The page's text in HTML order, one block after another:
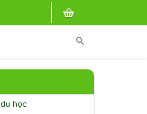
search
du học